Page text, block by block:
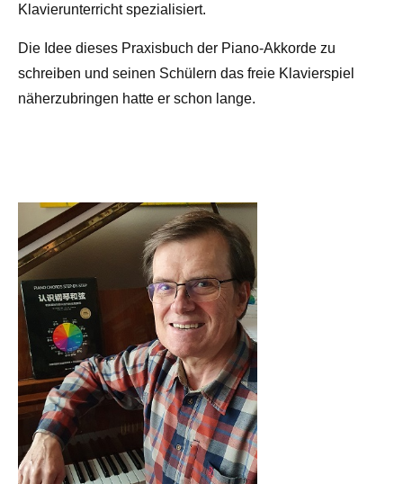
Klavierunterricht spezialisiert.
Die Idee dieses Praxisbuch der Piano-Akkorde zu
schreiben und seinen Schülern das freie Klavierspiel
näherzubringen hatte er schon lange.